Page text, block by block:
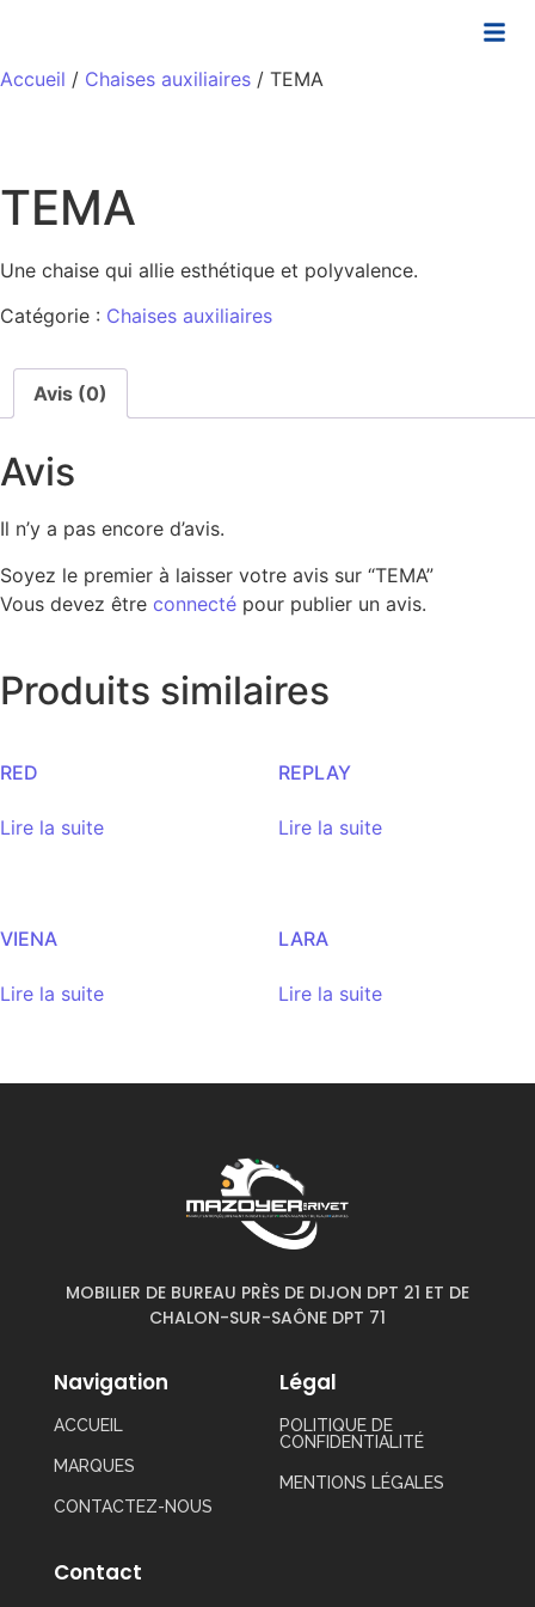
Accueil / Chaises auxiliaires / TEMA
TEMA
Une chaise qui allie esthétique et polyvalence.
Catégorie : Chaises auxiliaires
Avis (0)
Avis
Il n’y a pas encore d’avis.
Soyez le premier à laisser votre avis sur “TEMA”
Vous devez être connecté pour publier un avis.
Produits similaires
RED
Lire la suite
REPLAY
Lire la suite
VIENA
Lire la suite
LARA
Lire la suite
MOBILIER DE BUREAU PRÈS DE DIJON DPT 21 ET DE
CHALON-SUR-SAÔNE DPT 71
Navigation
ACCUEIL
MARQUES
CONTACTEZ-NOUS
Légal
POLITIQUE DE
CONFIDENTIALITÉ
MENTIONS LÉGALES
Contact